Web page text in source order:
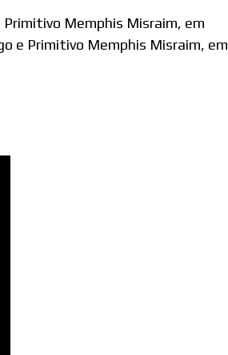
Memphis Misraim, em
e Primitivo Memphis Misraim, em